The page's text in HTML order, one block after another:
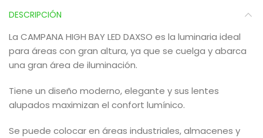
DESCRIPCIÓN
La CAMPANA HIGH BAY LED DAXSO es la luminaria ideal
para áreas con gran altura, ya que se cuelga y abarca
una gran área de iluminación.
Tiene un diseño moderno, elegante y sus lentes
alupados maximizan el confort lumínico.
Se puede colocar en áreas industriales, almacenes y